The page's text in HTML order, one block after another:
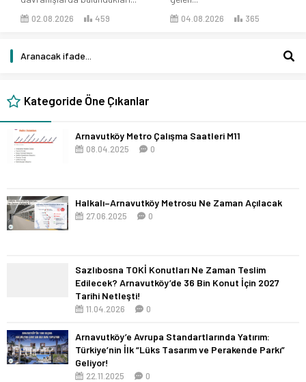
02.08.2026 459 04.08.2026 365
Kategoride Öne Çıkanlar
Arnavutköy Metro Çalışma Saatleri M11
08.04.2025 0
Halkalı–Arnavutköy Metrosu Ne Zaman Açılacak
27.06.2025 0
Sazlıbosna TOKİ Konutları Ne Zaman Teslim
Edilecek? Arnavutköy’de 36 Bin Konut İçin 2027
Tarihi Netleşti!
11.04.2026 0
Arnavutköy’e Avrupa Standartlarında Yatırım:
Türkiye’nin İlk “Lüks Tasarım ve Perakende Parkı”
Geliyor!
22.11.2025 0